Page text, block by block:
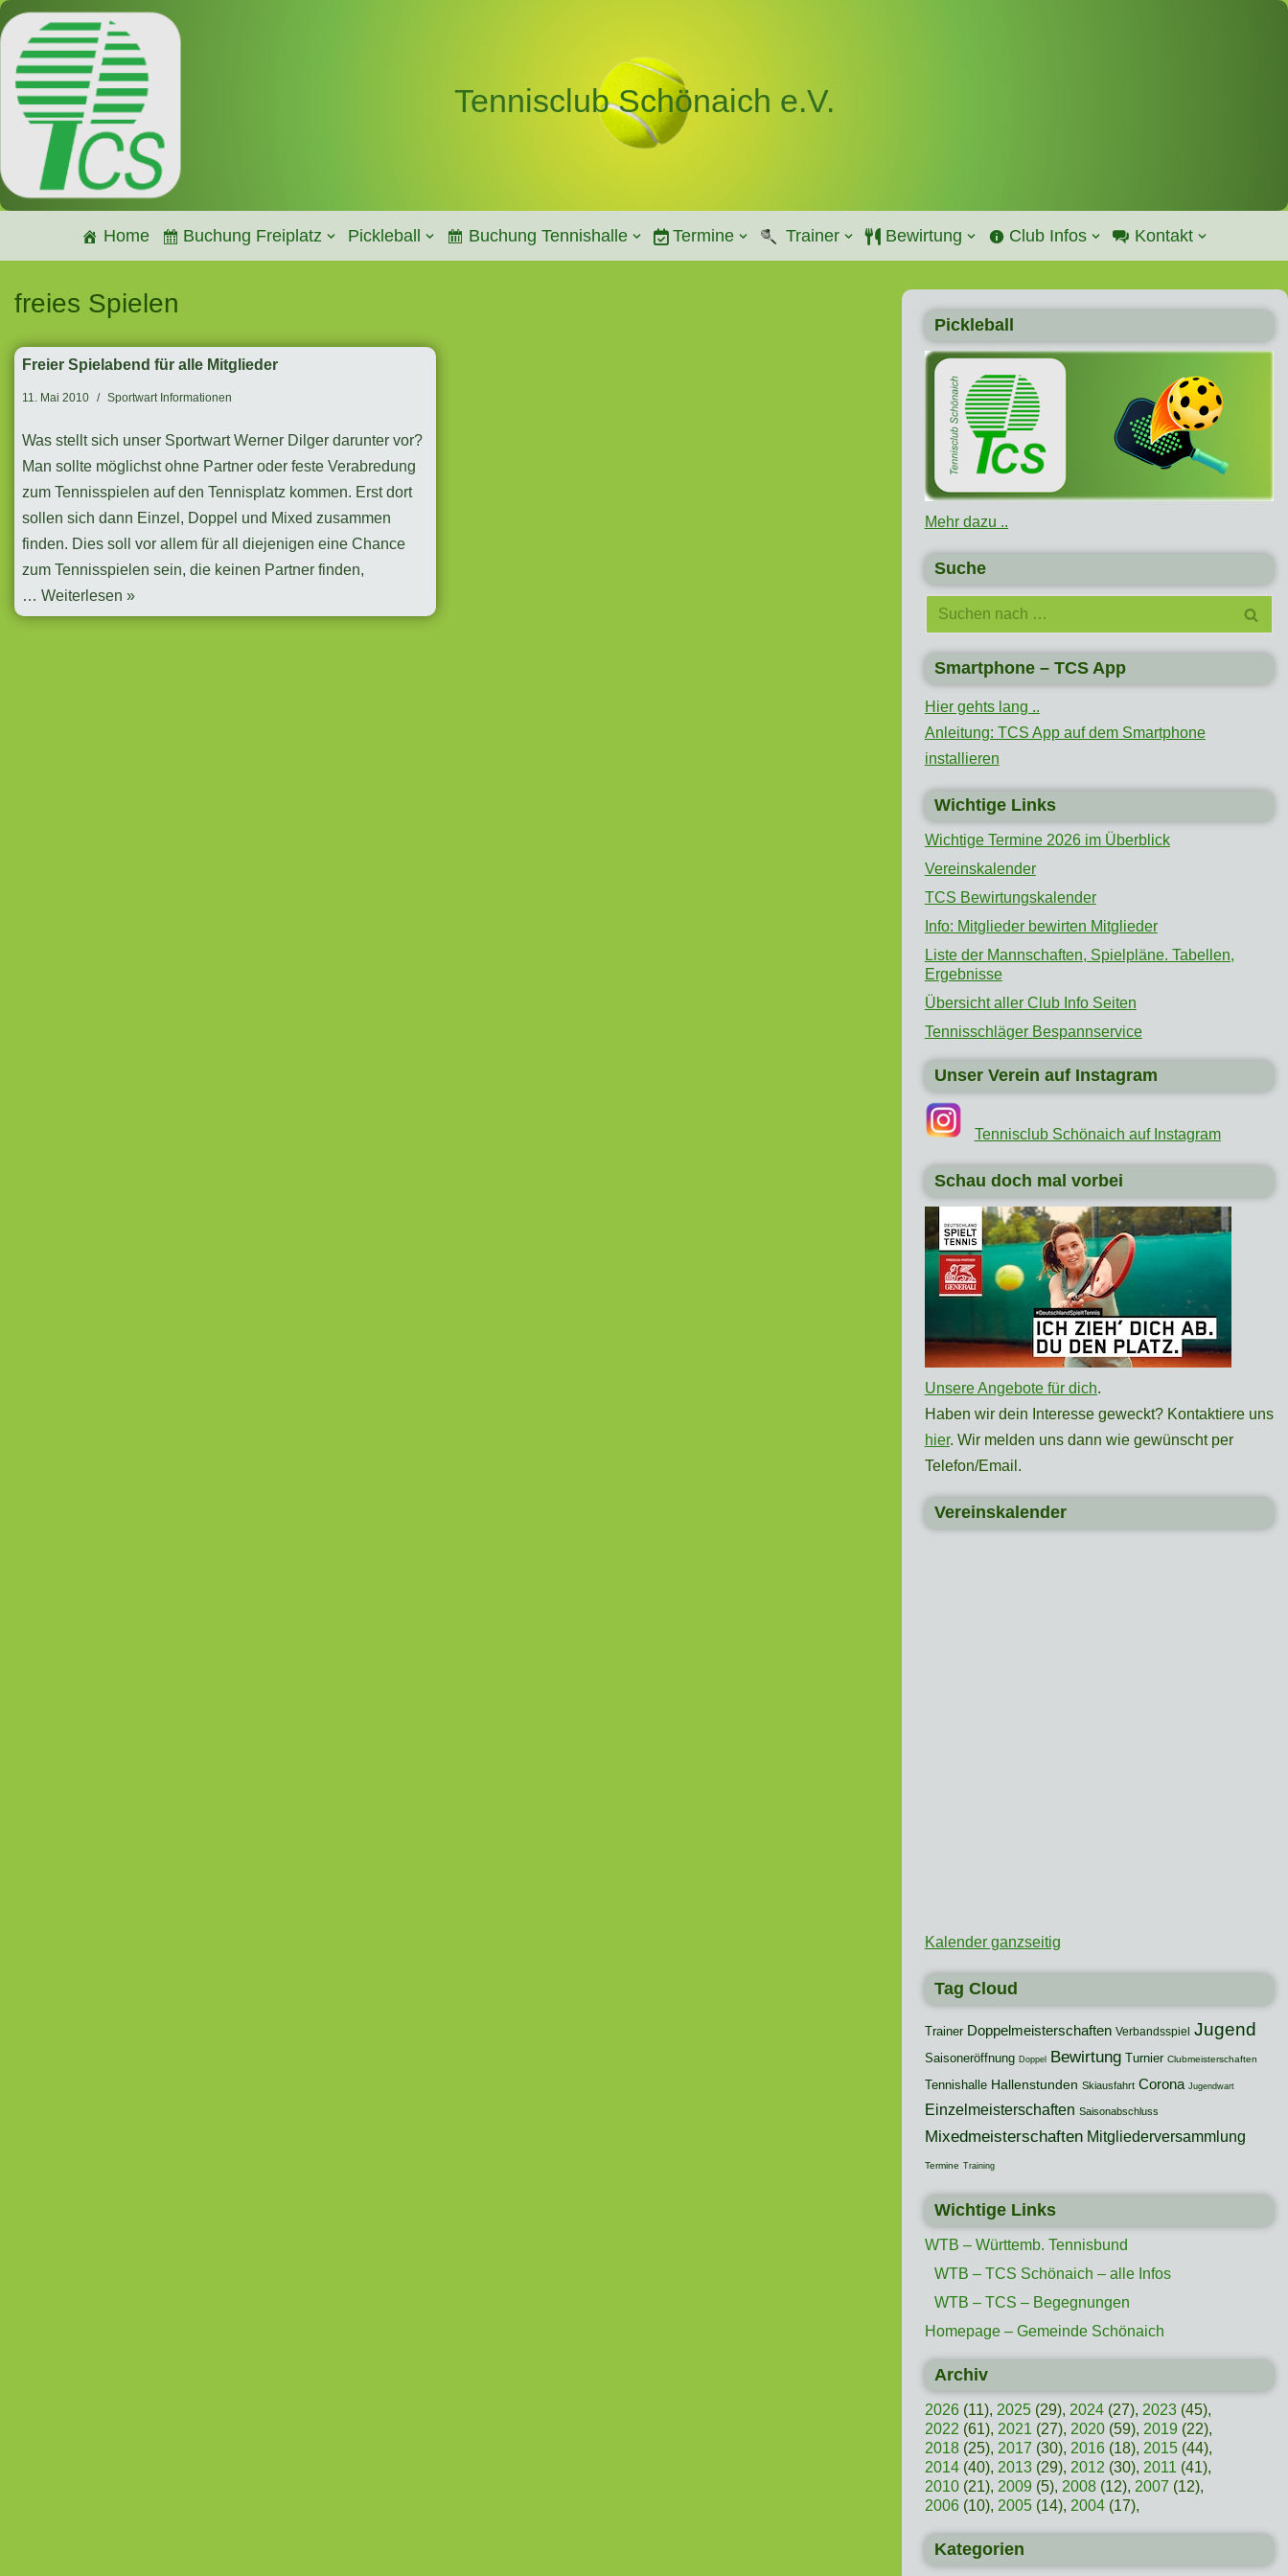
Zum
Inhalt
springen
Tennisclub Schönaich e.V.
Home Buchung Freiplatz Pickleball Buchung Tennishalle Termine Trainer Bewirtung Club Infos Kontakt
freies Spielen
Freier Spielabend für alle Mitglieder
11. Mai 2010 Sportwart Informationen
Was stellt sich unser Sportwart Werner Dilger darunter vor?
Man sollte möglichst ohne Partner oder feste Verabredung
zum Tennisspielen auf den Tennisplatz kommen. Erst dort
sollen sich dann Einzel, Doppel und Mixed zusammen
finden. Dies soll vor allem für all diejenigen eine Chance
zum Tennisspielen sein, die keinen Partner finden,
… Weiterlesen »
Pickleball
Mehr dazu ..
Suche
Smartphone – TCS App
Hier gehts lang ..
Anleitung: TCS App auf dem Smartphone
installieren
Wichtige Links
Wichtige Termine 2026 im Überblick
Vereinskalender
TCS Bewirtungskalender
Info: Mitglieder bewirten Mitglieder
Liste der Mannschaften, Spielpläne. Tabellen,
Ergebnisse
Übersicht aller Club Info Seiten
Tennisschläger Bespannservice
Unser Verein auf Instagram
Tennisclub Schönaich auf Instagram
Schau doch mal vorbei
Unsere Angebote für dich.
Haben wir dein Interesse geweckt? Kontaktiere uns
hier. Wir melden uns dann wie gewünscht per
Telefon/Email.
Vereinskalender
Kalender ganzseitig
Tag Cloud
Trainer Doppelmeisterschaften Verbandsspiel Jugend
Saisoneröffnung Doppel Bewirtung Turnier Clubmeisterschaften
Tennishalle Hallenstunden Skiausfahrt Corona Jugendwart
Einzelmeisterschaften Saisonabschluss
Mixedmeisterschaften Mitgliederversammlung
Termine Training
Wichtige Links
WTB – Württemb. Tennisbund
WTB – TCS Schönaich – alle Infos
WTB – TCS – Begegnungen
Homepage – Gemeinde Schönaich
Archiv
2026(11), 2025(29), 2024(27), 2023(45),
2022 (61), 2021 (27), 2020(59), 2019(22),
2018(25), 2017 (30), 2016(18), 2015(44),
2014(40), 2013(29), 2012 (30), 2011 (41),
2010(21), 2009(5), 2008(12), 2007 (12),
2006(10), 2005(14), 2004(17),
Kategorien